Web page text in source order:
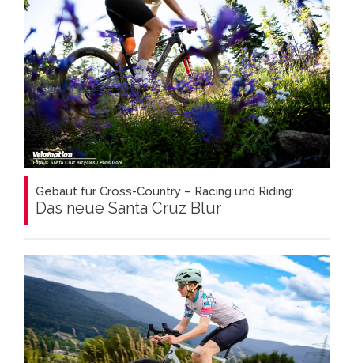
Gebaut für Cross-Country – Racing und Riding:
Das neue Santa Cruz Blur